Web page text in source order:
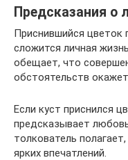
Предсказания о
Приснившийся цветок
сложится личная
обещает, что
обстоятельств
Если куст приснился
предсказывает
толкователь
ярких впечатлений.